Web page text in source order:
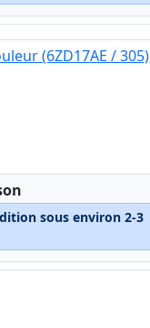
(6ZD17AE / 305)
sous environ 2-3